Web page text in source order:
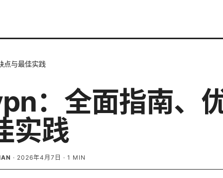
点与最佳实践
：全面指南、
实践
· 2026年4月7日 · 1 MIN